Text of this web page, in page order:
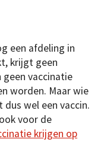
een afdeling in
krijgt geen
vaccinatie
worden. Maar wie
wel een vaccin.
voor de
krijgen op